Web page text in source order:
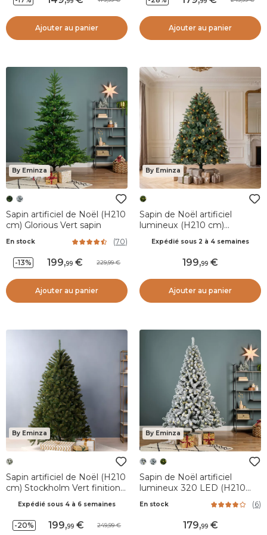
Ajouter au panier Ajouter au panier
By Eminza
Sapin artificiel de Noël (H210
cm) Glorious Vert sapin
En stock (70)
-13% 199,99 229,99
Ajouter au panier
By Eminza
Sapin de Noël artificiel
lumineux (H210 cm)
Expédié sous 2 à 4 semaines
199,99
Ajouter au panier
By Eminza
Sapin artificiel de Noël (H210
cm) Stockholm Vert finition
Expédié sous 4 à 6 semaines
-20% 199,99 249,99
By Eminza
Sapin de Noël artificiel
lumineux 320 LED (H210
En stock (6)
179,99